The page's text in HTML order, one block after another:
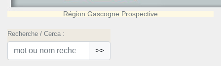
Région Gascogne Prospective
Recherche / Cerca :
>>